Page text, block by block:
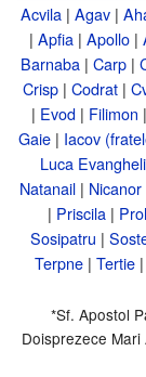
Acvila | Agav |
| Apfia| Apollo|
Barnaba| Carp|
Crisp| Codrat|
| Evod | Filimon |
Gaie | Iacov
Luca
Natanail | Nicanor
| Priscila|
Sosipatru |
Terpne| Tertie|
*Sf. Apostol
Doisprezece